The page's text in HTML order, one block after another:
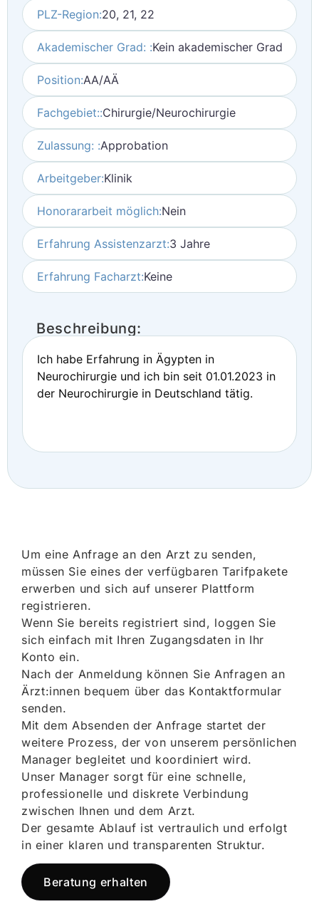
PLZ-Region:20, 21, 22
Akademischer Grad: :Kein akademischer Grad
Position:AA/AÄ
Fachgebiet::Chirurgie/Neurochirurgie
Zulassung: :Approbation
Arbeitgeber:Klinik
Honorararbeit möglich:Nein
Erfahrung Assistenzarzt:3 Jahre
Erfahrung Facharzt:Keine
Beschreibung:
Ich habe Erfahrung in Ägypten in
Neurochirurgie und ich bin seit 01.01.2023 in
der Neurochirurgie in Deutschland tätig.
Um eine Anfrage an den Arzt zu senden,
müssen Sie eines der verfügbaren Tarifpakete
erwerben und sich auf unserer Plattform
registrieren.
Wenn Sie bereits registriert sind, loggen Sie
sich einfach mit Ihren Zugangsdaten in Ihr
Konto ein.
Nach der Anmeldung können Sie Anfragen an
Ärzt:innen bequem über das Kontaktformular
senden.
Mit dem Absenden der Anfrage startet der
weitere Prozess, der von unserem persönlichen
Manager begleitet und koordiniert wird.
Unser Manager sorgt für eine schnelle,
professionelle und diskrete Verbindung
zwischen Ihnen und dem Arzt.
Der gesamte Ablauf ist vertraulich und erfolgt
in einer klaren und transparenten Struktur.
Beratung erhalten